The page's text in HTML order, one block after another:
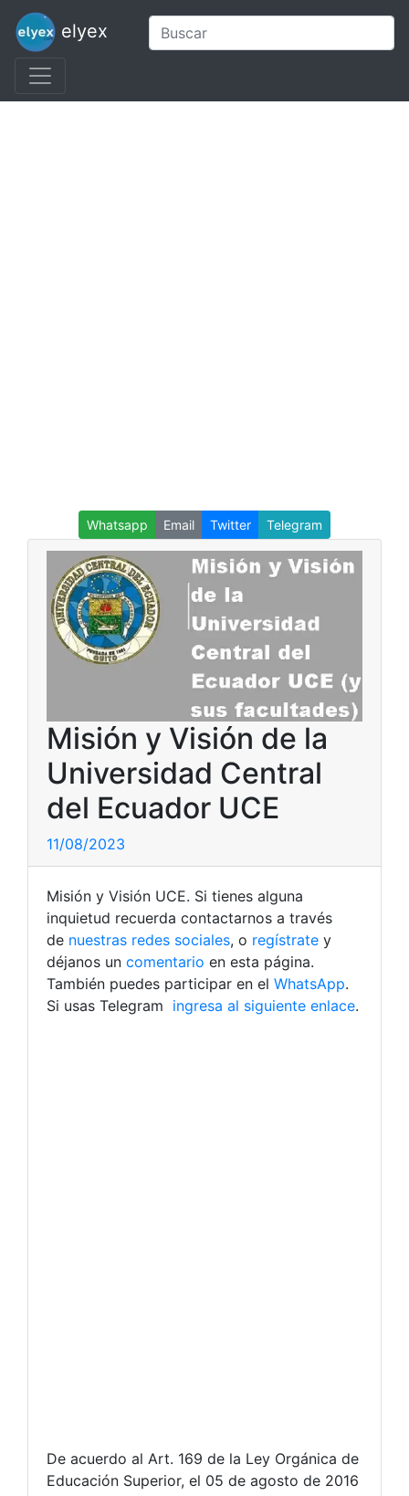
elyex
Whatsapp Email Twitter Telegram
Misión y Visión de la
Universidad Central
del Ecuador UCE
11/08/2023
Misión y Visión UCE. Si tienes alguna
inquietud recuerda contactarnos a través
de nuestras redes sociales, o regístrate y
déjanos un comentario en esta página.
También puedes participar en el WhatsApp.
Si usas Telegram ingresa al siguiente enlace.
De acuerdo al Art. 169 de la Ley Orgánica de
Educación Superior, el 05 de agosto de 2016